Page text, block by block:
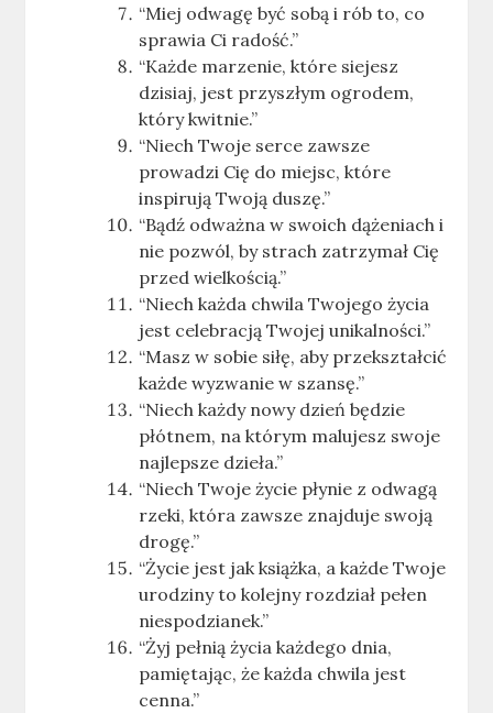
“Miej odwagę być sobą i rób to, co
sprawia Ci radość.”
“Każde marzenie, które siejesz
dzisiaj, jest przyszłym ogrodem,
który kwitnie.”
“Niech Twoje serce zawsze
prowadzi Cię do miejsc, które
inspirują Twoją duszę.”
“Bądź odważna w swoich dążeniach i
nie pozwól, by strach zatrzymał Cię
przed wielkością.”
“Niech każda chwila Twojego życia
jest celebracją Twojej unikalności.”
“Masz w sobie siłę, aby przekształcić
każde wyzwanie w szansę.”
“Niech każdy nowy dzień będzie
płótnem, na którym malujesz swoje
najlepsze dzieła.”
“Niech Twoje życie płynie z odwagą
rzeki, która zawsze znajduje swoją
drogę.”
“Życie jest jak książka, a każde Twoje
urodziny to kolejny rozdział pełen
niespodzianek.”
“Żyj pełnią życia każdego dnia,
pamiętając, że każda chwila jest
cenna.”